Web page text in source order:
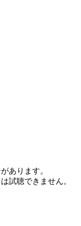
あります。
試聴できません。